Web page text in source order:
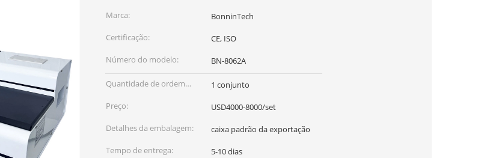
Marca:
BonninTech
Certificação:
CE, ISO
Número do modelo:
BN-8062A
Quantidade de ordem
mínima:
1 conjunto
Preço:
USD4000-8000/set
Detalhes da embalagem:
caixa padrão da exportação
Tempo de entrega:
5-10 dias